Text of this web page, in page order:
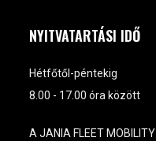
NYITVATARTÁSI IDŐ
Hétfőtől-péntekig
8.00 - 17.00 óra között
A JANIA FLEET MOBILITY